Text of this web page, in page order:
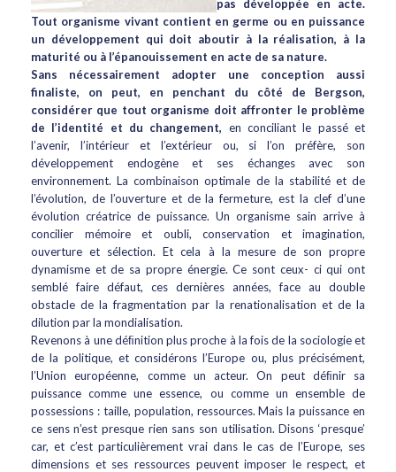
pas développée en acte.
Tout organisme vivant contient en germe ou en puissance
un développement qui doit aboutir à la réalisation, à la
maturité ou à l’épanouissement en acte de sa nature.
Sans nécessairement adopter une conception aussi
finaliste, on peut, en penchant du côté de Bergson,
considérer que tout organisme doit affronter le problème
de l’identité et du changement, en conciliant le passé et
l’avenir, l’intérieur et l’extérieur ou, si l’on préfère, son
développement endogène et ses échanges avec son
environnement. La combinaison optimale de la stabilité et de
l’évolution, de l’ouverture et de la fermeture, est la clef d’une
évolution créatrice de puissance. Un organisme sain arrive à
concilier mémoire et oubli, conservation et imagination,
ouverture et sélection. Et cela à la mesure de son propre
dynamisme et de sa propre énergie. Ce sont ceux- ci qui ont
semblé faire défaut, ces dernières années, face au double
obstacle de la fragmentation par la renationalisation et de la
dilution par la mondialisation.
Revenons à une déﬁnition plus proche à la fois de la sociologie et
de la politique, et considérons l’Europe ou, plus précisément,
l’Union européenne, comme un acteur. On peut déﬁnir sa
puissance comme une essence, ou comme un ensemble de
possessions : taille, population, ressources. Mais la puissance en
ce sens n’est presque rien sans son utilisation. Disons ‘presque’
car, et c’est particulièrement vrai dans le cas de l’Europe, ses
dimensions et ses ressources peuvent imposer le respect, et